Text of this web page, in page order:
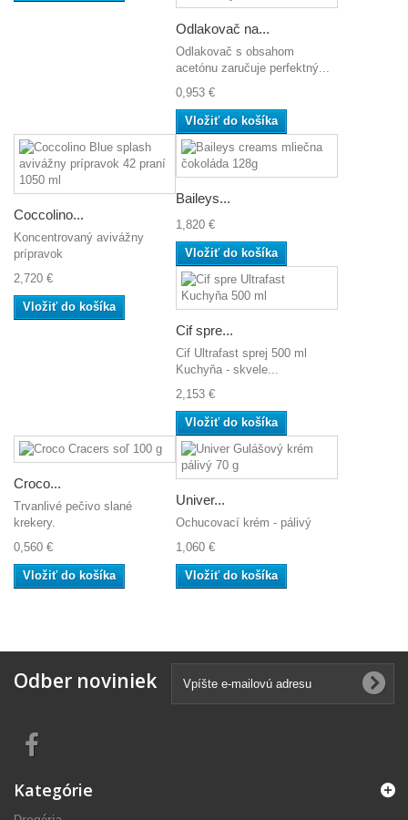
Odlakovač na...
Odlakovač s obsahom
acetónu zaručuje perfektný...
0,953 €
Vložiť do košíka
Coccolino...
Koncentrovaný avivážny
prípravok
2,720 €
Vložiť do košíka
Baileys...
1,820 €
Vložiť do košíka
Cif spre...
Cif Ultrafast sprej 500 ml
Kuchyňa - skvele...
2,153 €
Vložiť do košíka
Croco...
Trvanlivé pečivo slané
krekery.
0,560 €
Vložiť do košíka
Univer...
Ochucovací krém - pálivý
1,060 €
Vložiť do košíka
Odber noviniek
Kategórie